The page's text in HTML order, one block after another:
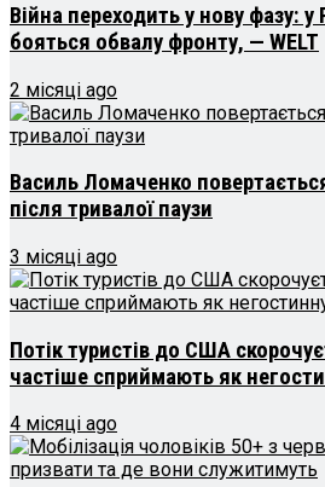
Війна переходить у нову фазу:
бояться обвалу фронту, — WELT
2 місяці ago
Василь Ломаченко
після тривалої паузи
3 місяці ago
Потік туристів до США
частіше сприймають як
4 місяці ago